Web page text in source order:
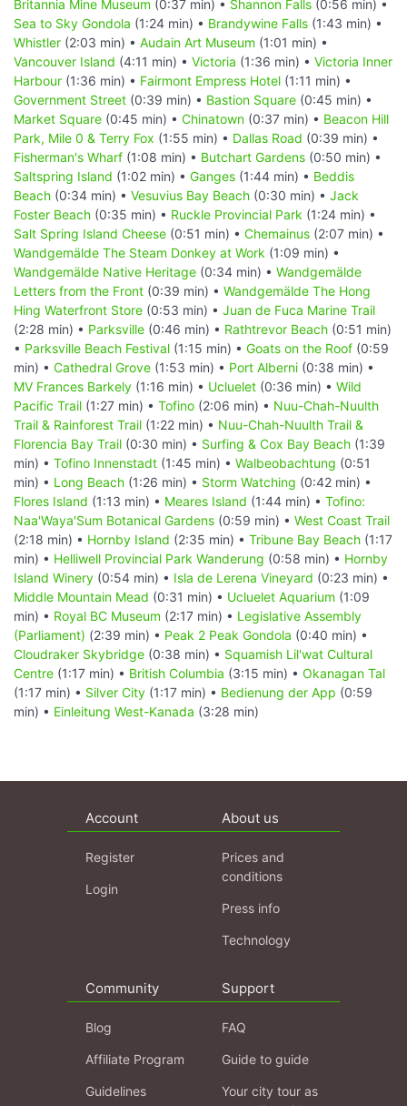
Britannia Mine Museum (0:37 min) • Shannon Falls (0:56 min) •
Sea to Sky Gondola (1:24 min) • Brandywine Falls (1:43 min) •
Whistler (2:03 min) • Audain Art Museum (1:01 min) •
Vancouver Island (4:11 min) • Victoria (1:36 min) • Victoria Inner
Harbour (1:36 min) • Fairmont Empress Hotel (1:11 min) •
Government Street (0:39 min) • Bastion Square (0:45 min) •
Market Square (0:45 min) • Chinatown (0:37 min) • Beacon Hill
Park, Mile 0 & Terry Fox (1:55 min) • Dallas Road (0:39 min) •
Fisherman's Wharf (1:08 min) • Butchart Gardens (0:50 min) •
Saltspring Island (1:02 min) • Ganges (1:44 min) • Beddis
Beach (0:34 min) • Vesuvius Bay Beach (0:30 min) • Jack
Foster Beach (0:35 min) • Ruckle Provincial Park (1:24 min) •
Salt Spring Island Cheese (0:51 min) • Chemainus (2:07 min) •
Wandgemälde The Steam Donkey at Work (1:09 min) •
Wandgemälde Native Heritage (0:34 min) • Wandgemälde
Letters from the Front (0:39 min) • Wandgemälde The Hong
Hing Waterfront Store (0:53 min) • Juan de Fuca Marine Trail
(2:28 min) • Parksville (0:46 min) • Rathtrevor Beach (0:51 min)
• Parksville Beach Festival (1:15 min) • Goats on the Roof (0:59
min) • Cathedral Grove (1:53 min) • Port Alberni (0:38 min) •
MV Frances Barkely (1:16 min) • Ucluelet (0:36 min) • Wild
Pacific Trail (1:27 min) • Tofino (2:06 min) • Nuu-Chah-Nuulth
Trail & Rainforest Trail (1:22 min) • Nuu-Chah-Nuulth Trail &
Florencia Bay Trail (0:30 min) • Surfing & Cox Bay Beach (1:39
min) • Tofino Innenstadt (1:45 min) • Walbeobachtung (0:51
min) • Long Beach (1:26 min) • Storm Watching (0:42 min) •
Flores Island (1:13 min) • Meares Island (1:44 min) • Tofino:
Naa'Waya'Sum Botanical Gardens (0:59 min) • West Coast Trail
(2:18 min) • Hornby Island (2:35 min) • Tribune Bay Beach (1:17
min) • Helliwell Provincial Park Wanderung (0:58 min) • Hornby
Island Winery (0:54 min) • Isla de Lerena Vineyard (0:23 min) •
Middle Mountain Mead (0:31 min) • Ucluelet Aquarium (1:09
min) • Royal BC Museum (2:17 min) • Legislative Assembly
(Parliament) (2:39 min) • Peak 2 Peak Gondola (0:40 min) •
Cloudraker Skybridge (0:38 min) • Squamish Lil'wat Cultural
Centre (1:17 min) • British Columbia (3:15 min) • Okanagan Tal
(1:17 min) • Silver City (1:17 min) • Bedienung der App (0:59
min) • Einleitung West-Kanada (3:28 min)
Account
Register
Login
About us
Prices and
conditions
Press info
Technology
Community
Blog
Affiliate Program
Guidelines
Support
FAQ
Guide to guide
Your city tour as